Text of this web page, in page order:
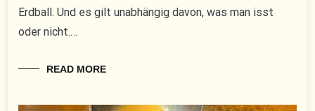
Erdball. Und es gilt unabhängig davon, was man isst
oder nicht.…
READ MORE